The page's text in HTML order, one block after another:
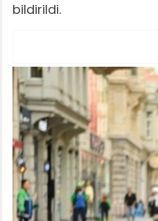
bildirildi.